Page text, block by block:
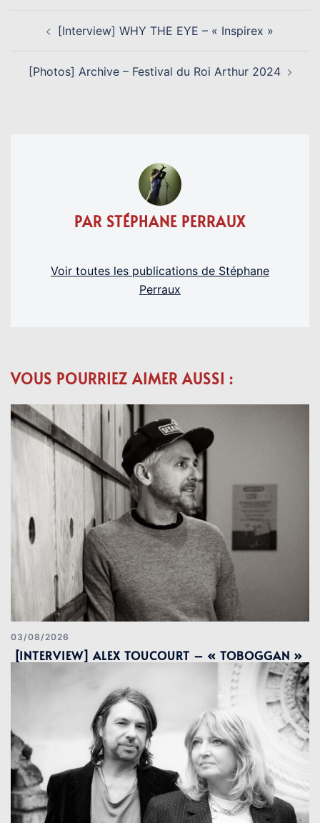
D’ARTICLE[Interview] WHY THE EYE – « Inspirex »
[Photos] Archive – Festival du Roi Arthur 2024
PAR STÉPHANE PERRAUX
Voir toutes les publications de Stéphane
Perraux
VOUS POURRIEZ AIMER AUSSI :
03/08/2026
[INTERVIEW] ALEX TOUCOURT – « TOBOGGAN »